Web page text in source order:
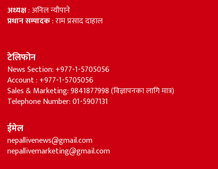
अध्यक्ष: अनिल न्यौपाने
प्रधान सम्पादक: राम प्रसाद दाहाल
टेलिफोन
News Section: +977-1-5705056
Account : +977-1-5705056
Sales & Marketing: 9841877998 (विज्ञापनका लागि मात्र)
Telephone Number: 01-5907131
ईमेल
nepallivenews@gmail.com
nepallivemarketing@gmail.com